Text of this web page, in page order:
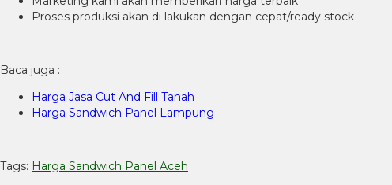
Proses produksi akan di lakukan dengan cepat/ready stock
Baca juga :
Harga Jasa Cut And Fill Tanah
Harga Sandwich Panel Lampung
Tags: Harga Sandwich Panel Aceh